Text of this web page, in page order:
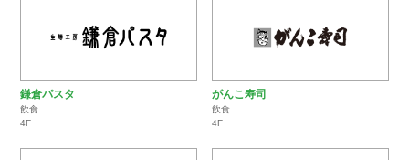
鎌倉パスタ
飲食
4F
がんこ寿司
飲食
4F